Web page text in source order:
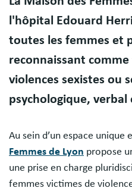
l'hôpital Edouard
toutes les femmes et
reconnaissant
violences sexistes ou
psychologique,
Au sein d’un espace unique
Femmes de Lyon propose
une prise en charge
femmes victimes de